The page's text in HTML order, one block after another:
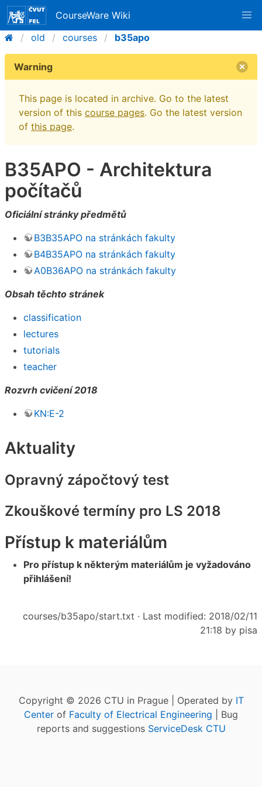
CourseWare Wiki
old
courses b35apo
Warning
This page is located in archive. Go to the latest
version of this course pages. Go the latest version
of this page.
B35APO - Architektura
počítačů
Oficiální stránky předmětů
B3B35APO na stránkách fakulty
B4B35APO na stránkách fakulty
A0B36APO na stránkách fakulty
Obsah těchto stránek
classification
lectures
tutorials
teacher
Rozvrh cvičení 2018
KN:E-2
Aktuality
Opravný zápočtový test
Zkouškové termíny pro LS 2018
Přístup k materiálům
Pro přístup k některým materiálům je vyžadováno
přihlášení!
courses/b35apo/start.txt · Last modified: 2018/02/11
21:18 by pisa
Copyright © 2026 CTU in Prague | Operated by IT
Center of Faculty of Electrical Engineering | Bug
reports and suggestions ServiceDesk CTU